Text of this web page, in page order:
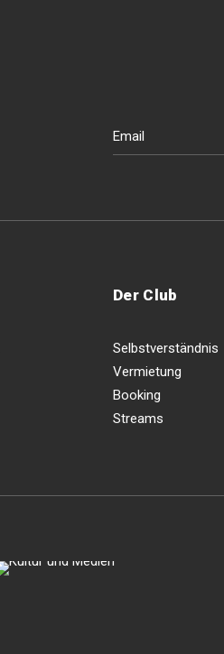
Der Club
Selbstverständnis
Vermietung
Booking
Streams